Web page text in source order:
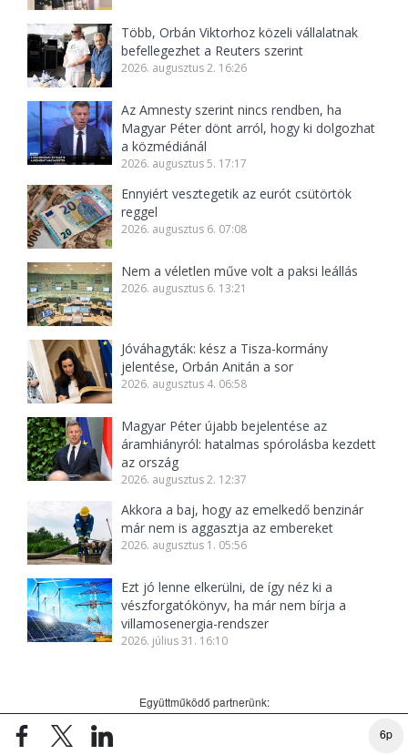
6p
Több, Orbán Viktorhoz közeli vállalatnak
befellegezhet a Reuters szerint
2026. augusztus 2. 16:26
Az Amnesty szerint nincs rendben, ha
Magyar Péter dönt arról, hogy ki dolgozhat
a közmédiánál
2026. augusztus 5. 17:17
Ennyiért vesztegetik az eurót csütörtök
reggel
2026. augusztus 6. 07:08
Nem a véletlen műve volt a paksi leállás
2026. augusztus 6. 13:21
Jóváhagyták: kész a Tisza-kormány
jelentése, Orbán Anitán a sor
2026. augusztus 4. 06:58
Magyar Péter újabb bejelentése az
áramhiányról: hatalmas spórolásba kezdett
az ország
2026. augusztus 2. 12:37
Akkora a baj, hogy az emelkedő benzinár
már nem is aggasztja az embereket
2026. augusztus 1. 05:56
Ezt jó lenne elkerülni, de így néz ki a
vészforgatókönyv, ha már nem bírja a
villamosenergia-rendszer
2026. július 31. 16:10
Együttműködő partnerünk: